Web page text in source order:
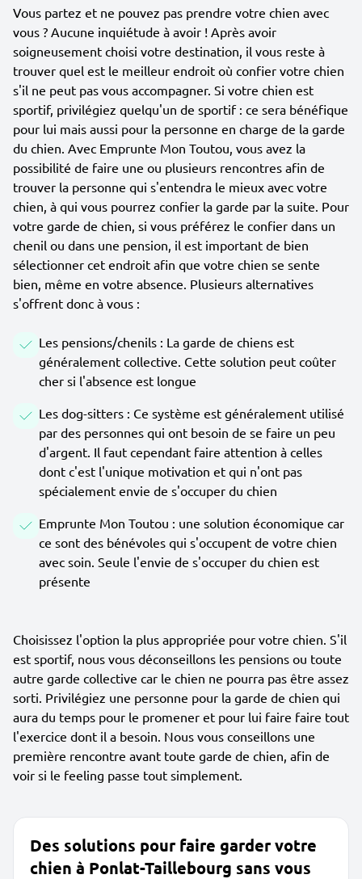
Vous partez et ne pouvez pas prendre votre chien avec
vous ? Aucune inquiétude à avoir ! Après avoir
soigneusement choisi votre destination, il vous reste à
trouver quel est le meilleur endroit où confier votre chien
s'il ne peut pas vous accompagner. Si votre chien est
sportif, privilégiez quelqu'un de sportif : ce sera bénéfique
pour lui mais aussi pour la personne en charge de la garde
du chien. Avec Emprunte Mon Toutou, vous avez la
possibilité de faire une ou plusieurs rencontres afin de
trouver la personne qui s'entendra le mieux avec votre
chien, à qui vous pourrez confier la garde par la suite. Pour
votre garde de chien, si vous préférez le confier dans un
chenil ou dans une pension, il est important de bien
sélectionner cet endroit afin que votre chien se sente
bien, même en votre absence. Plusieurs alternatives
s'offrent donc à vous :
Les pensions/chenils : La garde de chiens est
généralement collective. Cette solution peut coûter
cher si l'absence est longue
Les dog-sitters : Ce système est généralement utilisé
par des personnes qui ont besoin de se faire un peu
d'argent. Il faut cependant faire attention à celles
dont c'est l'unique motivation et qui n'ont pas
spécialement envie de s'occuper du chien
Emprunte Mon Toutou : une solution économique car
ce sont des bénévoles qui s'occupent de votre chien
avec soin. Seule l'envie de s'occuper du chien est
présente
Choisissez l'option la plus appropriée pour votre chien. S'il
est sportif, nous vous déconseillons les pensions ou toute
autre garde collective car le chien ne pourra pas être assez
sorti. Privilégiez une personne pour la garde de chien qui
aura du temps pour le promener et pour lui faire faire tout
l'exercice dont il a besoin. Nous vous conseillons une
première rencontre avant toute garde de chien, afin de
voir si le feeling passe tout simplement.
Des solutions pour faire garder votre
chien à Ponlat-Taillebourg sans vous